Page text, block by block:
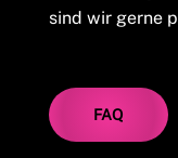
sind wir gerne
FAQ